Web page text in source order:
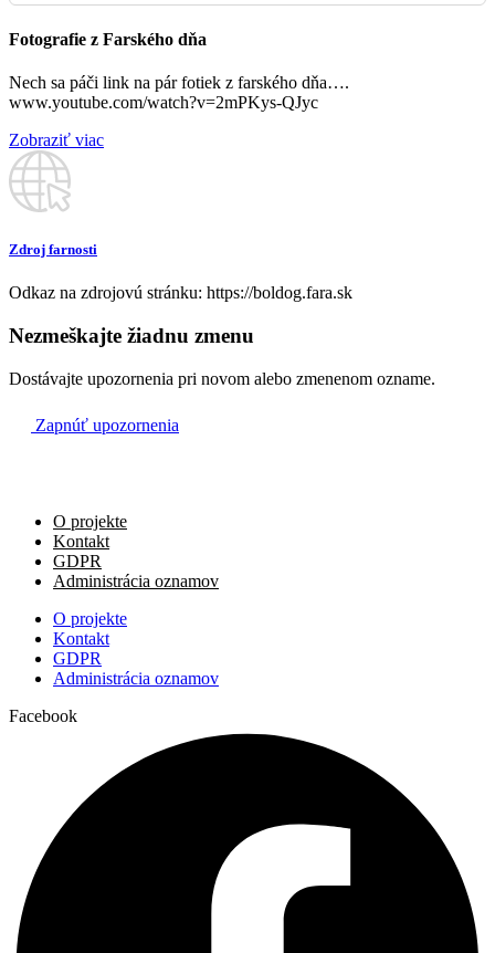
11:00
Hívekért
Boldog (magy.)
Fotografie z Farského dňa
Nech sa páči link na pár fotiek z farského dňa….
www.youtube.com/watch?v=2mPKys-QJyc
Zobraziť viac
Zdroj farnosti
Odkaz na zdrojovú stránku: https://boldog.fara.sk
Nezmeškajte žiadnu zmenu
Dostávajte upozornenia pri novom alebo zmenenom ozname.
Zapnúť upozornenia
O projekte
Kontakt
GDPR
Administrácia oznamov
O projekte
Kontakt
GDPR
Administrácia oznamov
Facebook